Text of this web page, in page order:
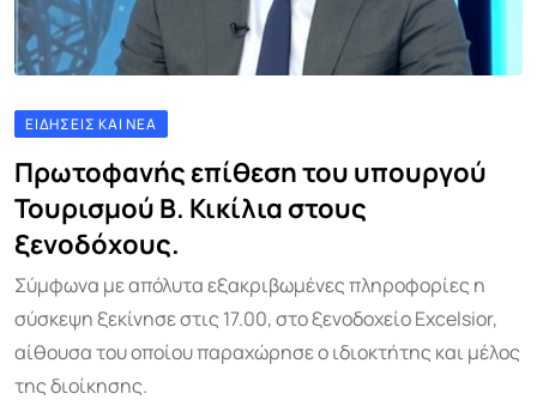
ΕΙΔΉΣΕΙΣ ΚΑΙ ΝΈΑ
Πρωτοφανής επίθεση του υπουργού
Τουρισμού Β. Κικίλια στους
ξενοδόχους.
Σύμφωνα με απόλυτα εξακριβωμένες πληροφορίες η
σύσκεψη ξεκίνησε στις 17.00, στο ξενοδοχείο Excelsior,
αίθουσα του οποίου παραχώρησε ο ιδιοκτήτης και μέλος
της διοίκησης.